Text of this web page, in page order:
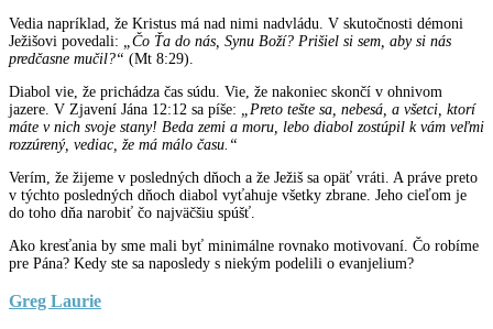
Vedia napríklad, že Kristus má nad nimi nadvládu. V skutočnosti démoni
Ježišovi povedali:
„Čo Ťa do nás, Synu Boží? Prišiel si sem, aby si nás
predčasne mučil?“ (Mt 8:29).
Diabol vie, že prichádza čas súdu. Vie, že nakoniec skončí v ohnivom
jazere. V Zjavení Jána 12:12 sa píše:
„Preto tešte sa, nebesá, a všetci, ktorí
máte v nich svoje stany! Beda zemi a moru, lebo diabol zostúpil k vám veľmi
rozzúrený, vediac, že má málo času.“
Verím, že žijeme v posledných dňoch a že Ježiš sa opäť vráti. A práve preto
v týchto posledných dňoch diabol vyťahuje všetky zbrane. Jeho cieľom je
do toho dňa narobiť čo najväčšiu spúšť.
Ako kresťania by sme mali byť minimálne rovnako motivovaní. Čo robíme
pre Pána? Kedy ste sa naposledy s niekým podelili o evanjelium?
Greg Laurie